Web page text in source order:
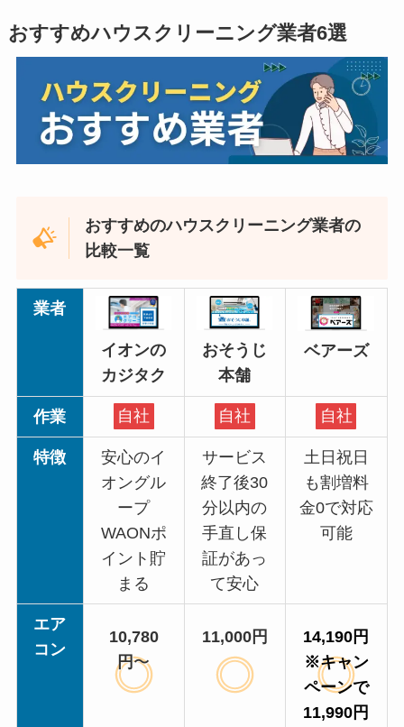
おすすめハウスクリーニング業者6選
おすすめのハウスクリーニング業者の
比較一覧
業者
イオンの
カジタク
おそうじ
本舗
ベアーズ
作業 自社 自社 自社
特徴
安心のイ
オングル
ープ
WAONポ
イント貯
まる
サービス
終了後30
分以内の
手直し保
証があっ
て安心
土日祝日
も割増料
金0で対応
可能
エア
コン
10,780
円〜
11,000円
14,190円
※キャン
ペーンで
11,990円